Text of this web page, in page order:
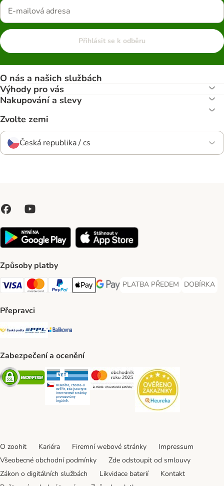
Přihlásit se k odběru
O nás a našich službách
Výhody pro vás
Nakupování a slevy
Zvolte zemi
Česká republika / cs
Způsoby platby
Visa Payment Method
Mastercard Payment Method
PayPal Payment Method
Apple pay Payment Method
GooglePay Payment Method
PLATBA PŘEDEM
PLATBA PŘEDEM Payment
DOBÍRKA
DOBÍRKA
Přepravci
Česká pošta Shipping Method
PPL Shipping Method
Balíkovna Shipping Method
Zabezpečení a ocenění
Security Security Security
O zoohit Kariéra Firemní webové stránky
Impressum
Všeobecné obchodní podmínky
Zde odstoupit od smlouvy
Zákon o digitálních službách
Likvidace baterií
Kontakt